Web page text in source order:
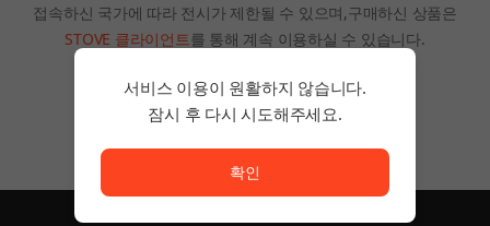
접속하신 국가에 따라 전시가 제한될 수 있으며,구매하신 상품은
STOVE 클라이언트를 통해 계속 이용하실 수 있습니다.
홈으로
서비스 이용이 원활하지 않습니다.
잠시 후 다시 시도해주세요.
확인